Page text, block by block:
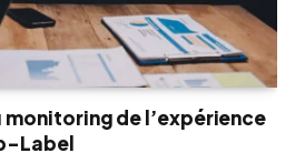
monitoring de l’expérience
Label